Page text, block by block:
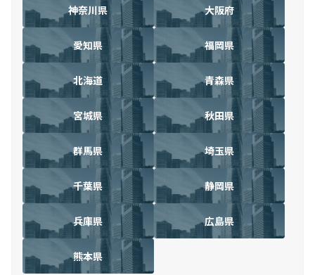
神奈川県 大阪府
愛知県 福岡県
北海道 青森県
宮城県 秋田県
群馬県 埼玉県
千葉県 静岡県
兵庫県 広島県
熊本県